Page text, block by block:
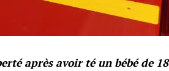
après avoir té un bébé de 18